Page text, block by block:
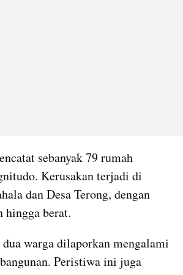
sebanyak 79 rumah
Kerusakan terjadi di
dan Desa Terong, dengan
hingga berat.
warga dilaporkan mengalami
Peristiwa ini juga